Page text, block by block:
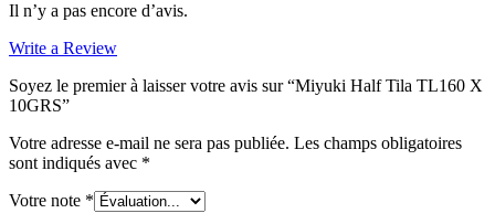
Il n’y a pas encore d’avis.
Write a Review
Soyez le premier à laisser votre avis sur “Miyuki Half Tila TL160 X
10GRS”
Votre adresse e-mail ne sera pas publiée. Les champs obligatoires
sont indiqués avec *
Votre note *